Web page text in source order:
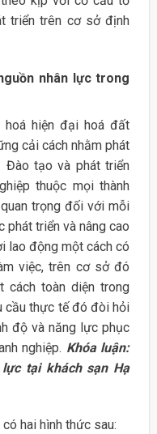
triển trên cơ sở định
nhân lực trong
hoá hiện đại hoá đất
cải cách nhằm phát
Đào tạo và phát triển
thuộc mọi thành
trọng đối với mỗi
triển và nâng cao
lao động một cách có
việc, trên cơ sở đó
cách toàn diện trong
cầu thực tế đó đòi hỏi
độ và năng lực phục
nghiệp. Khóa luận:
tại khách sạn Hạ
hai hình thức sau: